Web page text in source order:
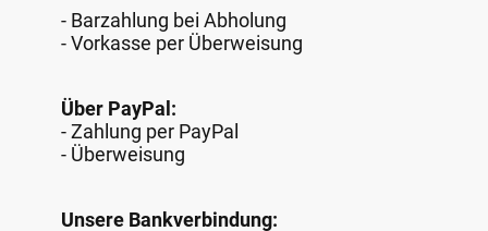
- Barzahlung bei Abholung
- Vorkasse per Überweisung
Über PayPal:
- Zahlung per PayPal
- Überweisung
Unsere Bankverbindung: